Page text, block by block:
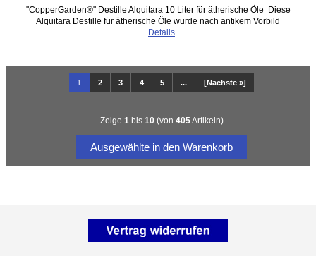
"CopperGarden®" Destille Alquitara 10 Liter für ätherische Öle Diese
Alquitara Destille für ätherische Öle wurde nach antikem Vorbild
Details
1 2 3 4 5 ... [Nächste »]
Zeige 1 bis 10(von 405Artikeln)